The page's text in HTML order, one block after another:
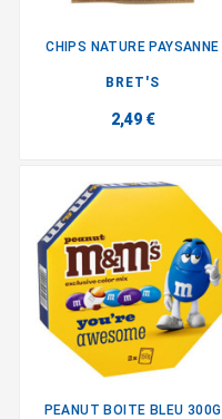
CHIPS NATURE PAYSANNE
BRET'S
2,49 €
PEANUT BOITE BLEU 300G